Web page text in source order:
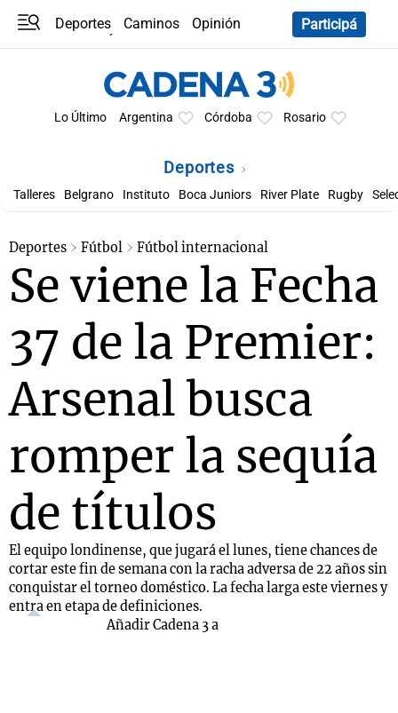
Deportes Caminos
Opinión
Participá
Lo Último Argentina Córdoba Rosario
Deportes
Talleres Belgrano Instituto Boca Juniors River Plate Rugby
Deportes Fútbol Fútbol internacional
Se viene la Fecha
37 de la Premier:
Arsenal busca
romper la sequía
de títulos
El equipo londinense, que jugará el lunes, tiene chances de
cortar este fin de semana con la racha adversa de 22 años sin
conquistar el torneo doméstico. La fecha larga este viernes y
entra en etapa de definiciones.
Añadir Cadena 3 a